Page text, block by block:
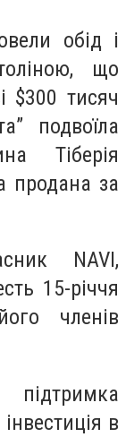
обід і
що
$300 тисяч
подвоїла
Тіберія
продана за
NAVI,
15-річчя
членів
в